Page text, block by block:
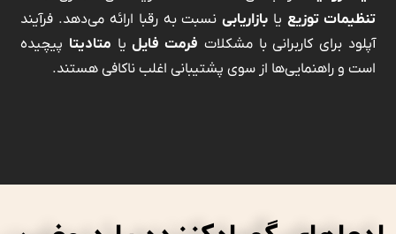
تنظیمات توزیعیا بازاریابینسبت به رقبا ارائه می‌دهد. فرآیند
آپلود برای کاربرانی با مشکلات فرمت فایلیا متادیتا پیچیده
است و راهنمایی‌ها از سوی پشتیبانی اغلب ناکافی هستند.